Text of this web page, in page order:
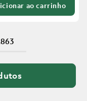
ao carrinho